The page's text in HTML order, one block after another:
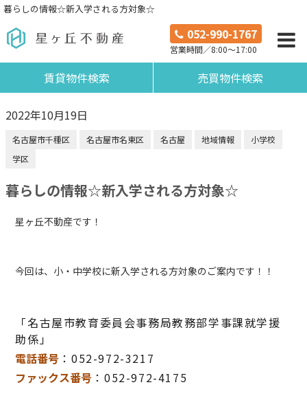
暮らしの情報☆新入学される方対象☆
052-990-1767
営業時間／8:00～17:00
賃貸物件検索 売買物件検索
2022年10月19日
名古屋市千種区 名古屋市名東区 名古屋 地域情報
小学校
学区
暮らしの情報☆新入学される方対象☆
星ヶ丘不動産です！
今回は、小・中学校に新入学される方対象のご案内です！！
「名古屋市教育委員会事務局教務部学事課就学援
助係」
電話番号 ：052-972-3217
ファックス番号 ：052-972-4175